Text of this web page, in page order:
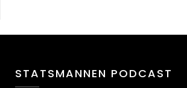
STATSMANNEN PODCAST